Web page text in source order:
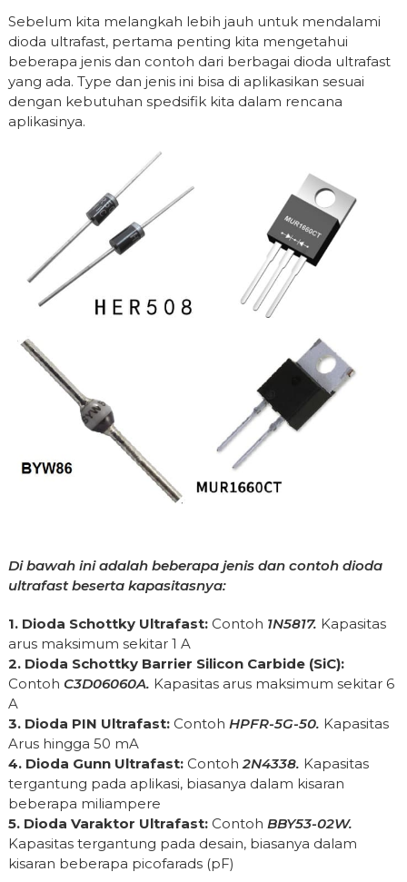
Sebelum kita melangkah lebih jauh untuk mendalami
dioda ultrafast, pertama penting kita mengetahui
beberapa jenis dan contoh dari berbagai dioda ultrafast
yang ada. Type dan jenis ini bisa di aplikasikan sesuai
dengan kebutuhan spedsifik kita dalam rencana
aplikasinya.
Di bawah ini adalah beberapa jenis dan contoh dioda
ultrafast beserta kapasitasnya:
1. Dioda Schottky Ultrafast: Contoh 1N5817. Kapasitas
arus maksimum sekitar 1 A
2. Dioda Schottky Barrier Silicon Carbide (SiC):
Contoh C3D06060A. Kapasitas arus maksimum sekitar 6
A
3. Dioda PIN Ultrafast: Contoh HPFR-5G-50. Kapasitas
Arus hingga 50 mA
4. Dioda Gunn Ultrafast: Contoh2N4338. Kapasitas
tergantung pada aplikasi, biasanya dalam kisaran
beberapa miliampere
5. Dioda Varaktor Ultrafast: Contoh BBY53-02W.
Kapasitas tergantung pada desain, biasanya dalam
kisaran beberapa picofarads (pF)